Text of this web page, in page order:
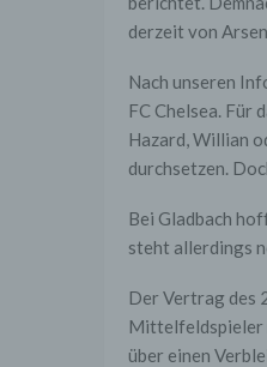
derzeit von
Nach unseren
FC Chelsea. Für
Hazard, Willian
durchsetzen.
Bei Gladbach
steht allerdings
Der Vertrag des
Mittelfeldspieler
über einen